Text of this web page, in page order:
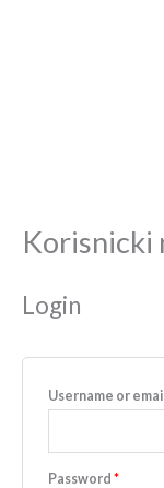
Korisnicki
Login
Username or
Password *